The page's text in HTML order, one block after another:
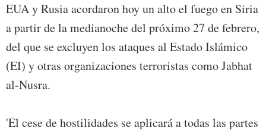
EUA y Rusia acordaron hoy un alto el fuego en Siria
a partir de la medianoche del próximo 27 de febrero,
del que se excluyen los ataques al Estado Islámico
(EI) y otras organizaciones terroristas como Jabhat
al-Nusra.
'El cese de hostilidades se aplicará a todas las partes